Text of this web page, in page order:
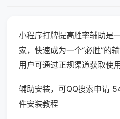
小程序打牌提高胜率辅助是
家，快速成为一个“必胜”的
用户可通过正规渠道获取使用
辅助安装，可QQ搜索申请
件安装教程